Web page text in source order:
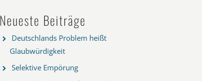
Neueste Beiträge
Deutschlands Problem heißt
Glaubwürdigkeit
Selektive Empörung